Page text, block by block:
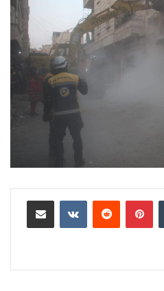
بينتيريست مشاركة عبر البريد